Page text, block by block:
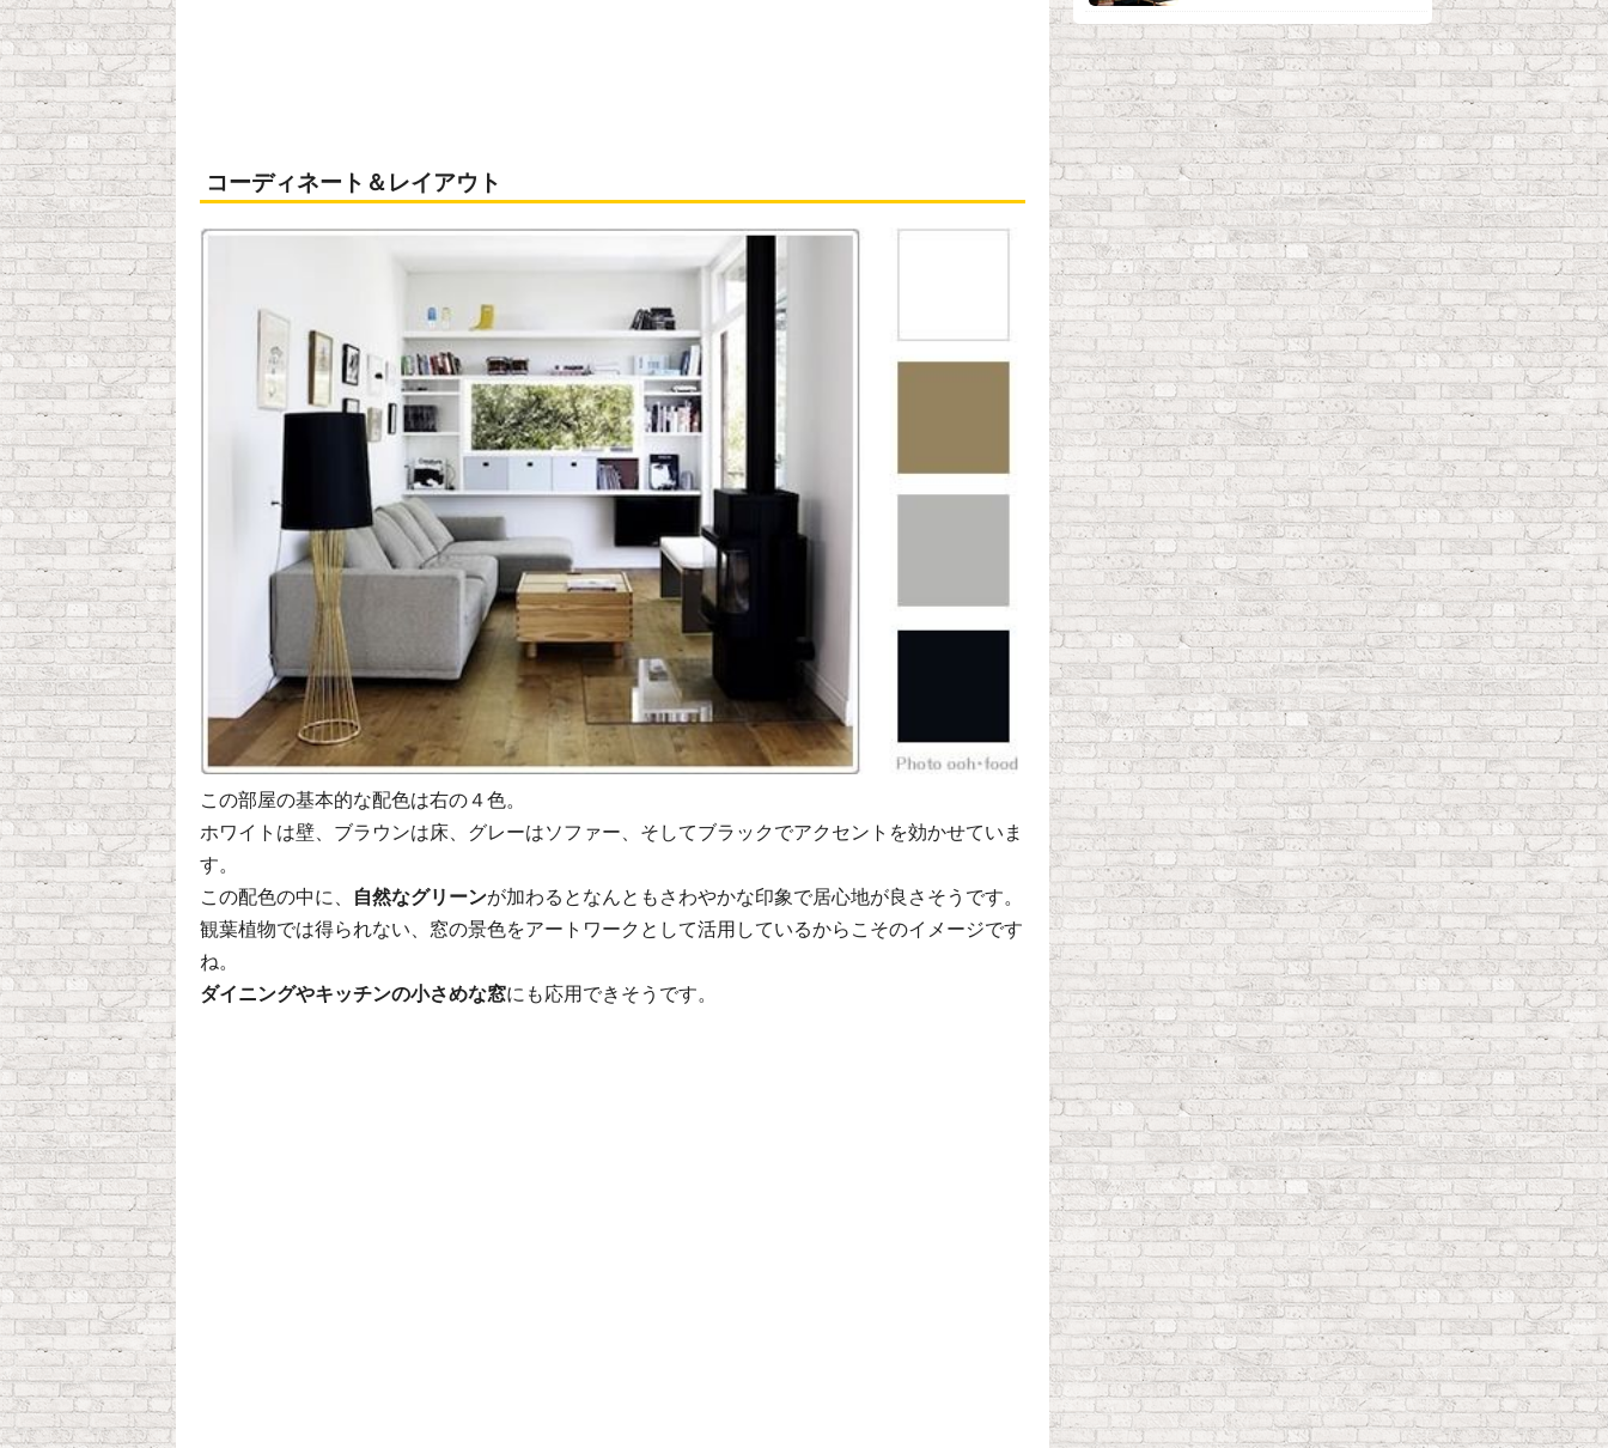
コーディネート＆レイアウト
この部屋の基本的な配色は右の４色。
ホワイトは壁、ブラウンは床、グレーはソファー、そしてブラックでアクセントを効かせていま
す。
この配色の中に、
自然なグリーンが加わるとなんともさわやかな印象で居心地が良さそうです。
観葉植物では得られない、窓の景色をアートワークとして活用しているからこそのイメージです
ね。
ダイニングやキッチンの小さめな窓にも応用できそうです。